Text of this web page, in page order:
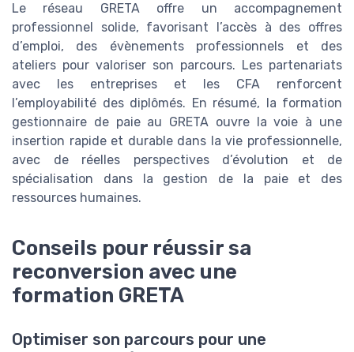
Le réseau GRETA offre un accompagnement
professionnel solide, favorisant l’accès à des offres
d’emploi, des évènements professionnels et des
ateliers pour valoriser son parcours. Les partenariats
avec les entreprises et les CFA renforcent
l’employabilité des diplômés. En résumé, la formation
gestionnaire de paie au GRETA ouvre la voie à une
insertion rapide et durable dans la vie professionnelle,
avec de réelles perspectives d’évolution et de
spécialisation dans la gestion de la paie et des
ressources humaines.
Conseils pour réussir sa
reconversion avec une
formation GRETA
Optimiser son parcours pour une